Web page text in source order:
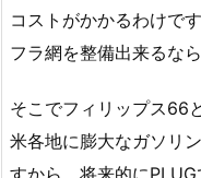
コストがかかるわけで
フラ網を整備出来るな
そこでフィリップス66
米各地に膨大なガソリ
すから、将来的に